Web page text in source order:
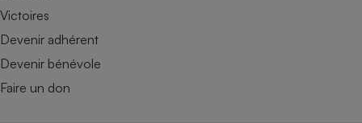
Victoires
Devenir adhérent
Devenir bénévole
Faire un don